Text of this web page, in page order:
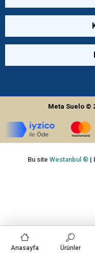
Meta Suelo ©
Anasayfa Ürünler
Bu siteWestanbul ® |